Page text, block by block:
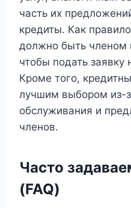
часть их
кредиты. Как
должно быть членом
чтобы подать заявку
Кроме того,
лучшим выбором из-
обслуживания и
членов.
Часто
(FAQ)